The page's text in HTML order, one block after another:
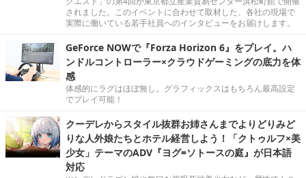
されました。このイベントに合わせて取材した、各社の現場で
実際に働いている若手社員へのインタビューをお届けします。
GeForce NOWで『Forza Horizon 6』をプレイ。ハ
ンドルコントローラー×クラウドゲーミングの底力を体
感
体感的にラグはほぼ無し。グラフィックスはもちろん最高設定
でプレイ可能！
クーデレからスタイル抜群お姉さんまでよりどりみど
りな人外娘たちとホテル経営しよう！「クトゥルフ×美
少女」テーマのADV『ヨグ=ソトースの庭』が日本語
対応